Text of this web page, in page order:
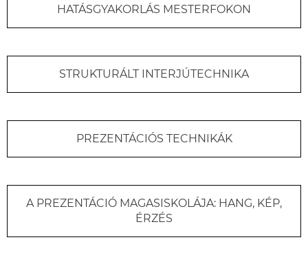
HATÁSGYAKORLÁS MESTERFOKON
STRUKTURÁLT INTERJÚTECHNIKA
PREZENTÁCIÓS TECHNIKÁK
A PREZENTÁCIÓ MAGASISKOLÁJA: HANG, KÉP,
ÉRZÉS